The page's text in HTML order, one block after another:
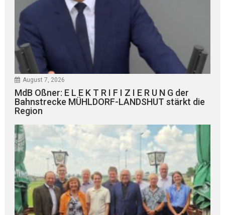
August 7, 2026
MdB Oßner: E L E K T R I F I Z I E R U N G der
Bahnstrecke MÜHLDORF-LANDSHUT stärkt die
Region